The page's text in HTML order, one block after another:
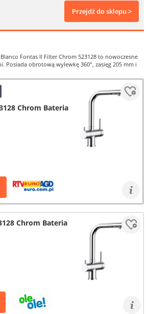
Przejdź do sklepu >
Fontas II Filter Chrom 523128 to nowoczesne
Posiada obrotową wylewkę 360°, zasięg 205 mm i
Chrom Bateria
Chrom Bateria